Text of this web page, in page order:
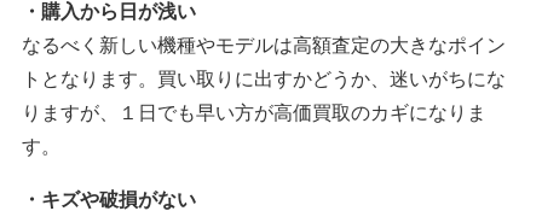
・購入から日が浅い
なるべく新しい機種やモデルは高額査定の大きなポイン
トとなります。買い取りに出すかどうか、迷いがちにな
りますが、１日でも早い方が高価買取のカギになりま
す。
・キズや破損がない